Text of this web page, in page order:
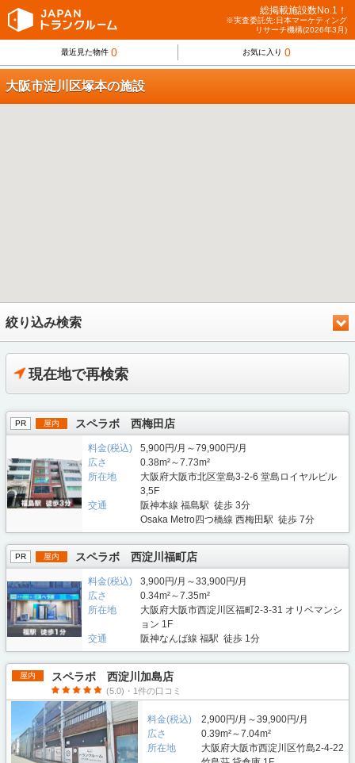
総掲載施設数No.1！
※実査委託先:日本マーケティング
リサーチ機構(2026年3月)
最近見た物件 0 お気に入り 0
大阪市淀川区塚本の施設
絞り込み検索
現在地で再検索
PR 屋内 スペラボ 西梅田店
料金(税込)
5,900円/月～79,900円/月
広さ
0.38m²～7.73m²
所在地
大阪府大阪市北区堂島3-2-6 堂島ロイヤルビル
3,5F
交通
阪神本線 福島駅 徒歩 3分
Osaka Metro四つ橋線 西梅田駅 徒歩 7分
PR 屋内 スペラボ 西淀川福町店
料金(税込)
3,900円/月～33,900円/月
広さ
0.34m²～7.35m²
所在地
大阪府大阪市西淀川区福町2-3-31 オリベマンシ
ョン 1F
交通
阪神なんば線 福駅 徒歩 1分
屋内 スペラボ 西淀川加島店
(5.0)・1件の口コミ
料金(税込)
2,900円/月～39,900円/月
広さ
0.39m²～7.04m²
所在地
大阪府大阪市西淀川区竹島2-4-22